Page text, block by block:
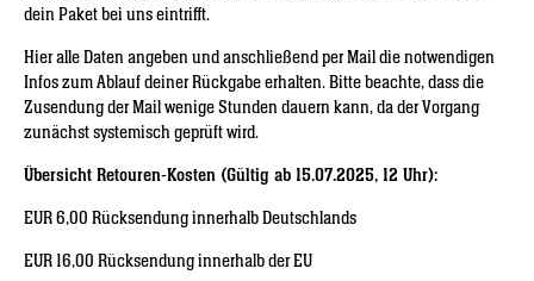
dein Paket bei uns eintrifft.
Hier alle Daten angeben und anschließend per Mail die notwendigen
Infos zum Ablauf deiner Rückgabe erhalten. Bitte beachte, dass die
Zusendung der Mail wenige Stunden dauern kann, da der Vorgang
zunächst systemisch geprüft wird.
Übersicht Retouren-Kosten (Gültig ab 15.07.2025, 12 Uhr):
EUR 6,00 Rücksendung innerhalb Deutschlands
EUR 16,00 Rücksendung innerhalb der EU